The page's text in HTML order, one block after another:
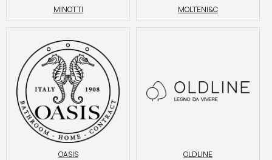
MINOTTI MOLTENI&C
OASIS OLDLINE